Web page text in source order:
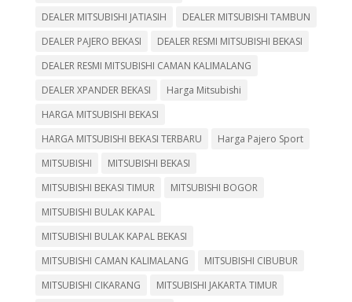
DEALER MITSUBISHI JATIASIH
DEALER MITSUBISHI TAMBUN
DEALER PAJERO BEKASI
DEALER RESMI MITSUBISHI BEKASI
DEALER RESMI MITSUBISHI CAMAN KALIMALANG
DEALER XPANDER BEKASI
Harga Mitsubishi
HARGA MITSUBISHI BEKASI
HARGA MITSUBISHI BEKASI TERBARU
Harga Pajero Sport
MITSUBISHI
MITSUBISHI BEKASI
MITSUBISHI BEKASI TIMUR
MITSUBISHI BOGOR
MITSUBISHI BULAK KAPAL
MITSUBISHI BULAK KAPAL BEKASI
MITSUBISHI CAMAN KALIMALANG
MITSUBISHI CIBUBUR
MITSUBISHI CIKARANG
MITSUBISHI JAKARTA TIMUR